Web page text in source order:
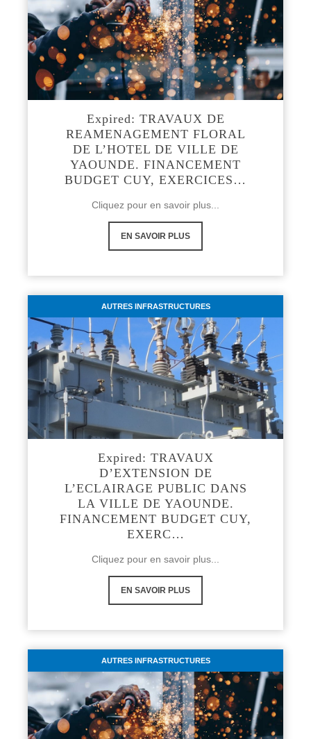
Expired: TRAVAUX DE
REAMENAGEMENT FLORAL
DE L’HOTEL DE VILLE DE
YAOUNDE. FINANCEMENT
BUDGET CUY, EXERCICES…
Cliquez pour en savoir plus...
EN SAVOIR PLUS
AUTRES INFRASTRUCTURES
Expired: TRAVAUX
D’EXTENSION DE
L’ECLAIRAGE PUBLIC DANS
LA VILLE DE YAOUNDE.
FINANCEMENT BUDGET CUY,
EXERC…
Cliquez pour en savoir plus...
EN SAVOIR PLUS
AUTRES INFRASTRUCTURES